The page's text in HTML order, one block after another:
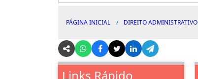
PÁGINA INICIAL DIREITO ADMINISTRATIVO
Links Rápido